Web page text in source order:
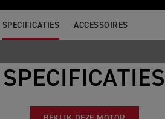
SPECIFICATIES ACCESSOIRES
SPECIFICATIES